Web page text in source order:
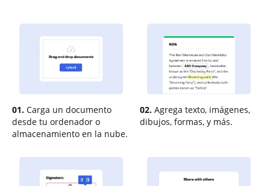
01. Carga un documento
desde tu ordenador o
almacenamiento en la nube.
02. Agrega texto, imágenes,
dibujos, formas, y más.